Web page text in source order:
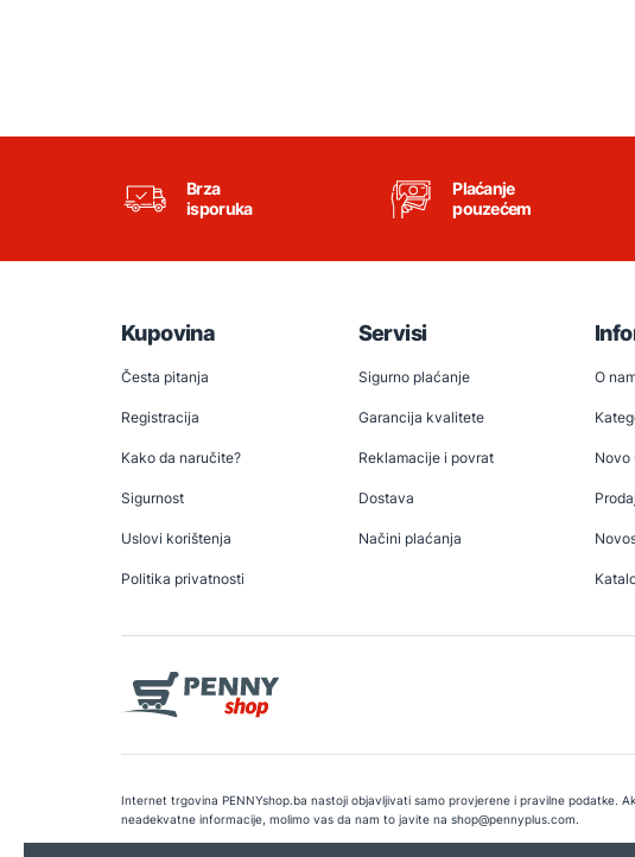
Brza
isporuka
Plaćanje
pouzećem
Kupovina
Česta pitanja
Registracija
Kako da naručite?
Sigurnost
Uslovi korištenja
Politika privatnosti
Servisi
Sigurno plaćanje
Garancija kvalitete
Reklamacije i povrat
Dostava
Načini plaćanja
O
Novo
Internet trgovina PENNYshop.ba nastoji objavljivati samo provjerene i pravilne podatke.
neadekvatne informacije, molimo vas da nam to javite na shop@pennyplus.com.